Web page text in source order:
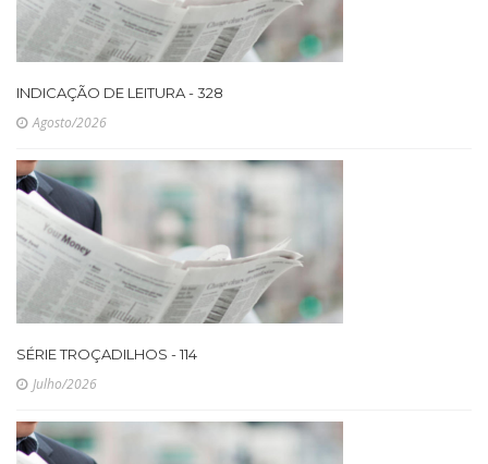
INDICAÇÃO DE LEITURA - 328
Agosto/2026
SÉRIE TROÇADILHOS - 114
Julho/2026